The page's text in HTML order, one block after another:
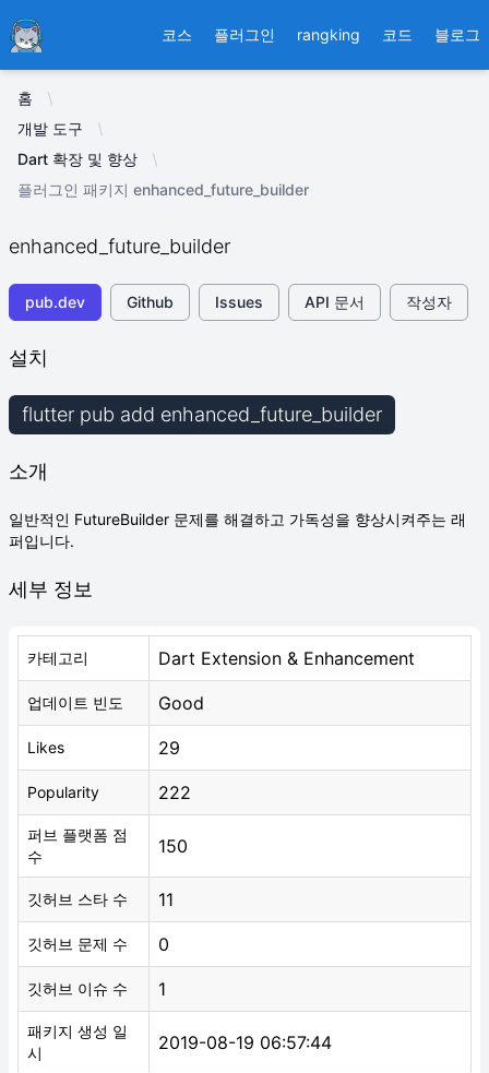
Ducafecat 코스 플러그인 rangking 코드 블로그
홈
개발 도구
Dart 확장 및 향상
플러그인 패키지 enhanced_future_builder
enhanced_future_builder
pub.dev Github Issues API 문서 작성자
설치
flutter pub add enhanced_future_builder
소개
일반적인 FutureBuilder 문제를 해결하고 가독성을 향상시켜주는 래
퍼입니다.
세부 정보
카테고리 Dart Extension & Enhancement
업데이트 빈도 Good
Likes 29
Popularity 222
퍼브 플랫폼 점
수
150
깃허브 스타 수 11
깃허브 문제 수 0
깃허브 이슈 수 1
패키지 생성 일
시
2019-08-19 06:57:44